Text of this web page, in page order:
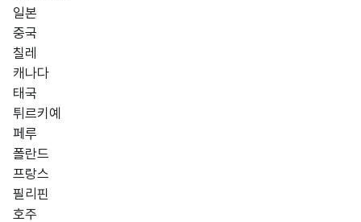
일본
중국
칠레
캐나다
태국
튀르키예
페루
폴란드
프랑스
필리핀
호주